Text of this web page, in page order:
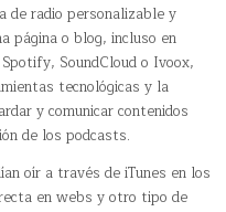
de radio personalizable y
página o blog, incluso en
SoundCloud o Ivoox,
tecnológicas y la
y comunicar contenidos
de los podcasts.
oír a través de iTunes en los
en webs y otro tipo de